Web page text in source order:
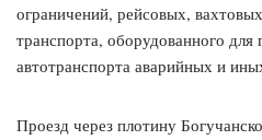
ограничений, рейсовых,
транспорта, оборудованного для
автотранспорта аварийных и
Проезд через плотину